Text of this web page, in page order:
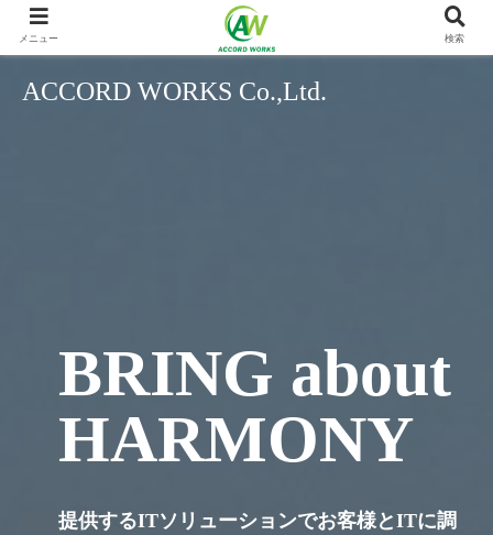
ACCORD WORKS Co.,Ltd.
BRING about
HARMONY
提供するITソリューションでお客様とITに調
メニュー 検索